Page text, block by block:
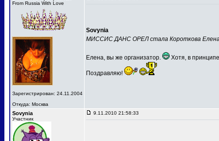
From Russia With Love
Зарегистрирован: 24.11.2004
Откуда: Москва
Sovynia
МИССИС ДАНС ОРЕЛ стала Короткова
Елена, вы же организатор. Хотя, в
Поздравляю!
Sovynia
Участник
9.11.2010 21:58:33